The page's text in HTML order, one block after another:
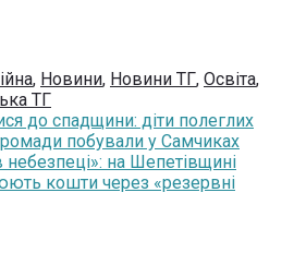
, Новини, Новини ТГ, Освіта,
ТГ
до спадщини: діти полеглих
побували у Самчиках
небезпеці»: на Шепетівщині
кошти через «резервні